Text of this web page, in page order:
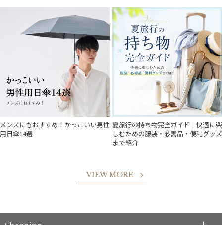
メンズにもおすすめ！かっこいい男性
用日傘14選
夏旅行の持ち物完全ガイド｜快適に楽
しむための服装・必需品・便利グッズ
まで紹介
VIEW MORE